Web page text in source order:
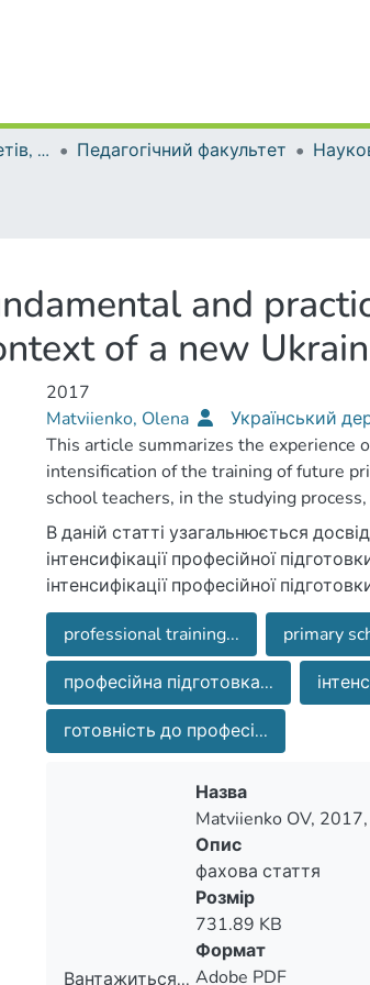
Матеріали факультетів, інститутів, підрозділів Педагогічний факультет
and
of a new
2017
Matviienko, Olena
Український
This article summarizes the experience
intensification of the training of future
school teachers, in the studying
of building new Ukrainian school.
В даній статті узагальнюється
інтенсифікації професійної
інтенсифікації професійної
були визначенні конкретні
контексті розбудови нової
professional training... primary
професійна підготовка...
готовність до професі...
Вантажиться...
Назва
Matviienko OV,
Опис
фахова стаття
Розмір
731.89 KB
Формат
Adobe PDF